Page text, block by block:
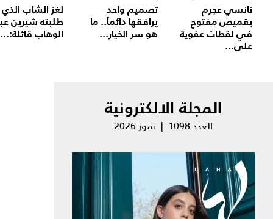
نانسي عجرم
بقميص مفتوح
في لقطات عفوية
على...
تصميم واحد
يرافقها دائماً.. ما
هو سر الخيار...
لغز الشاب الذي
طلبته شيرين
الوهاب قائلة:...
المجلة الالكترونية
العدد 1098 | تموز 2026